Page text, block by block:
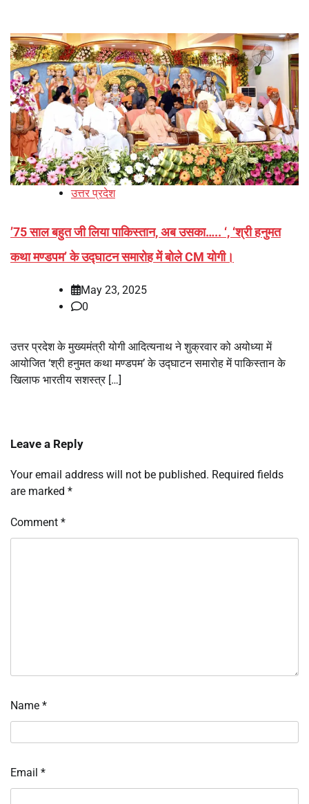
उत्तर प्रदेश
’75 साल बहुत जी लिया पाकिस्तान, अब उसका….. ‘, ‘श्री हनुमत
कथा मण्डपम’ के उद्घाटन समारोह में बोले CM योगी।
May 23, 2025
0
उत्तर प्रदेश के मुख्यमंत्री योगी आदित्यनाथ ने शुक्रवार को अयोध्या में
आयोजित ‘श्री हनुमत कथा मण्डपम’ के उद्घाटन समारोह में पाकिस्तान के
खिलाफ भारतीय सशस्त्र […]
Leave a Reply
Your email address will not be published. Required fields
are marked *
Comment *
Name *
Email *